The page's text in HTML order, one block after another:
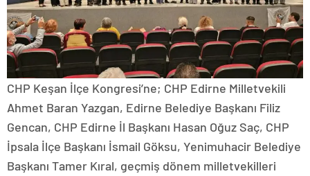
CHP Keşan İlçe Kongresi’ne; CHP Edirne Milletvekili
Ahmet Baran Yazgan, Edirne Belediye Başkanı Filiz
Gencan, CHP Edirne İl Başkanı Hasan Oğuz Saç, CHP
İpsala İlçe Başkanı İsmail Göksu, Yenimuhacir Belediye
Başkanı Tamer Kıral, geçmiş dönem milletvekilleri